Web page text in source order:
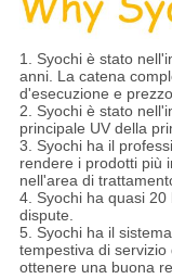
1. Syochi è stato
anni. La catena
d'esecuzione e
2. Syochi è stato
principale UV della
3. Syochi ha il
rendere i prodotti più
nell'area di
4. Syochi ha quasi
dispute.
5. Syochi ha il
tempestiva di
ottenere una buona